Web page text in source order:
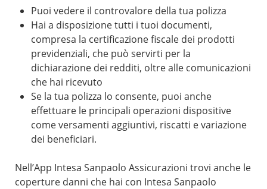
Puoi vedere il controvalore della tua polizza
Hai a disposizione tutti i tuoi documenti,
compresa la certificazione fiscale dei prodotti
previdenziali, che può servirti per la
dichiarazione dei redditi, oltre alle comunicazioni
che hai ricevuto
Se la tua polizza lo consente, puoi anche
effettuare le principali operazioni dispositive
come versamenti aggiuntivi, riscatti e variazione
dei beneficiari.
Nell’App Intesa Sanpaolo Assicurazioni trovi anche le
coperture danni che hai con Intesa Sanpaolo